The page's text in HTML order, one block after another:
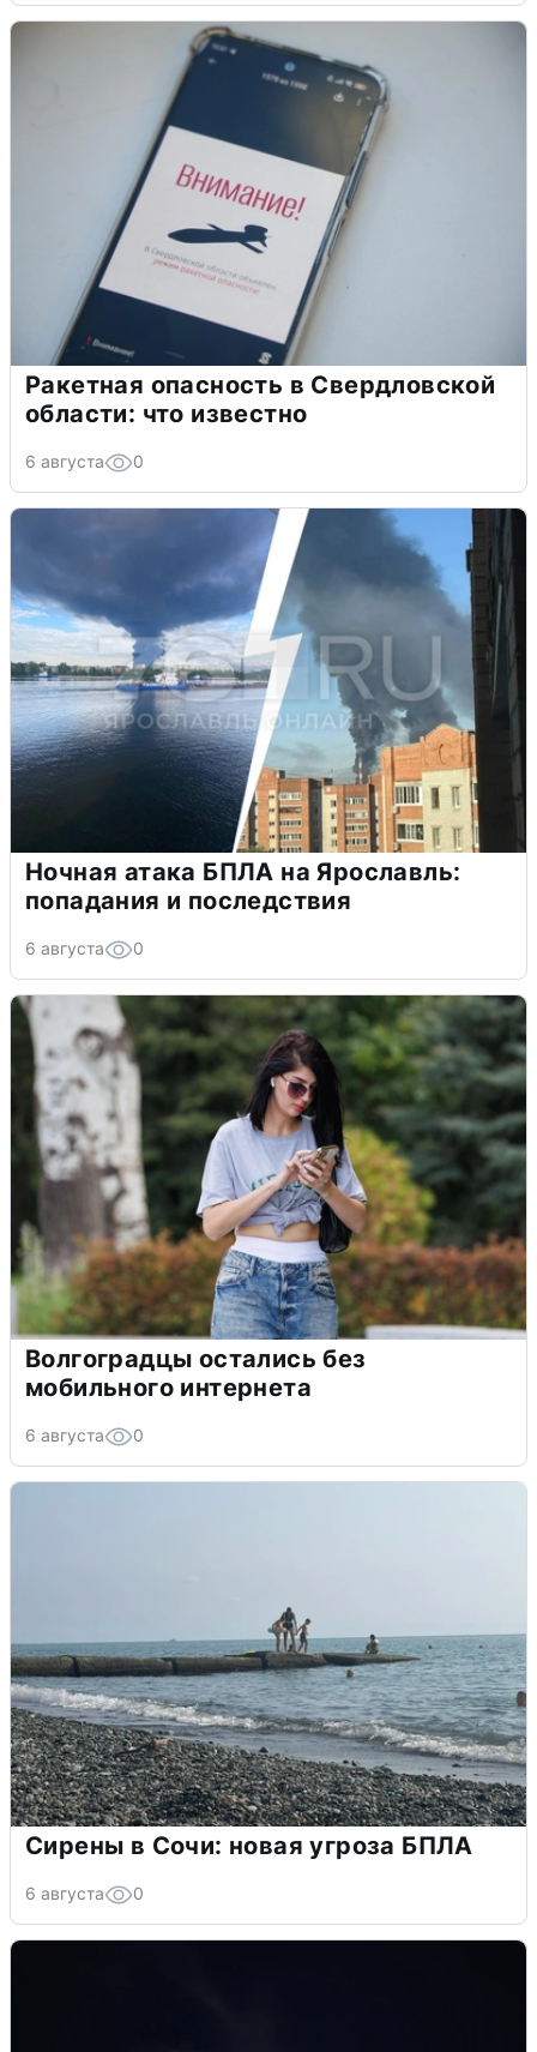
Ракетная опасность в Свердловской
области: что известно
6 августа 0
Ночная атака БПЛА на Ярославль:
попадания и последствия
6 августа 0
Волгоградцы остались без
мобильного интернета
6 августа 0
Сирены в Сочи: новая угроза БПЛА
6 августа 0